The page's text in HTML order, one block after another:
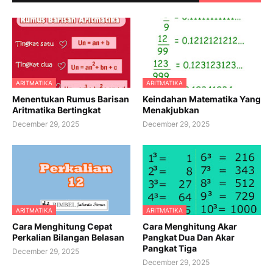
ARITMATIKA
Menentukan Rumus Barisan
Aritmatika Bertingkat
December 29, 2025
ARITMATIKA
Keindahan Matematika Yang
Menakjubkan
December 29, 2025
ARITMATIKA
Cara Menghitung Cepat
Perkalian Bilangan Belasan
December 29, 2025
ARITMATIKA
Cara Menghitung Akar
Pangkat Dua Dan Akar
Pangkat Tiga
December 29, 2025